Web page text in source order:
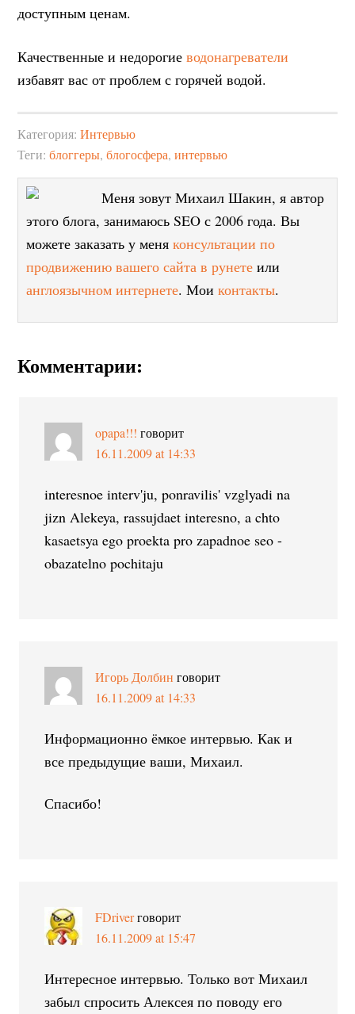
доступным ценам.
Качественные и недорогиеводонагреватели
избавят вас от проблем с горячей водой.
Категория:Интервью
Теги:блоггеры,блогосфера,интервью
Меня зовут Михаил Шакин, я автор
этого блога, занимаюсь SEO с 2006 года. Вы
можете заказать у меняконсультации по
продвижению вашего сайта в рунете или
англоязычном интернете. Моиконтакты.
Комментарии:
opapa!!! говорит
16.11.2009 at 14:33
interesnoe interv'ju, ponravilis' vzglyadi na
jizn Alekeya, rassujdaet interesno, a chto
kasaetsya ego proekta pro zapadnoe seo -
obazatelno pochitaju
Игорь Долбин говорит
16.11.2009 at 14:33
Информационно ёмкое интервью. Как и
все предыдущие ваши, Михаил.
Спасибо!
FDriverговорит
16.11.2009 at 15:47
Интересное интервью. Только вот Михаил
забыл спросить Алексея по поводу его